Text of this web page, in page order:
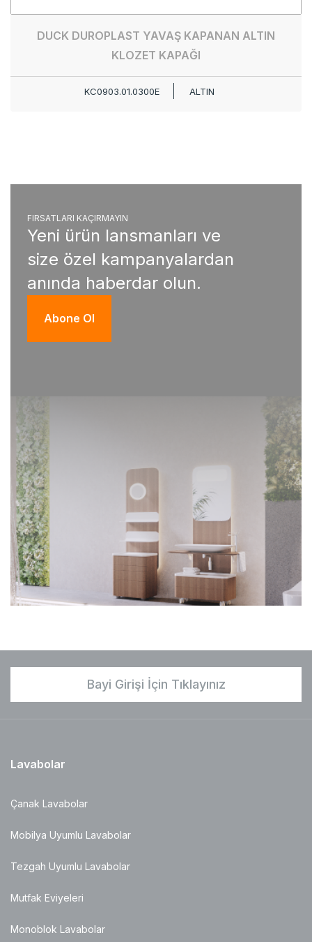
DUCK DUROPLAST YAVAŞ KAPANAN ALTIN
KLOZET KAPAĞI
KC0903.01.0300E ALTIN
FIRSATLARI KAÇIRMAYIN
Yeni ürün lansmanları ve
size özel kampanyalardan
anında haberdar olun.
Abone Ol
Bayi Girişi İçin Tıklayınız
Lavabolar
Çanak Lavabolar
Mobilya Uyumlu Lavabolar
Tezgah Uyumlu Lavabolar
Mutfak Eviyeleri
Monoblok Lavabolar